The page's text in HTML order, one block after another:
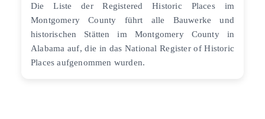
Die Liste der Registered Historic Places im
Montgomery County führt alle Bauwerke und
historischen Stätten im Montgomery County in
Alabama auf, die in das National Register of Historic
Places aufgenommen wurden.